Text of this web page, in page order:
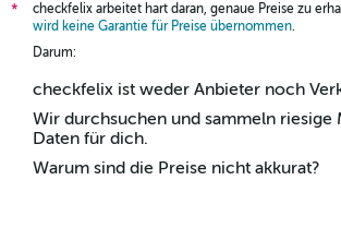
*
checkfelix arbeitet hart daran, genaue Preise zu
wird keine Garantie für Preise übernommen.
Darum:
checkfelix ist weder Anbieter noch
Wir durchsuchen und sammeln riesige
Daten für dich.
Warum sind die Preise nicht akkurat?